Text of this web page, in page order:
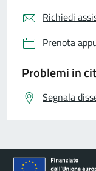
Richiedi
Prenota
Problemi in
Segnala